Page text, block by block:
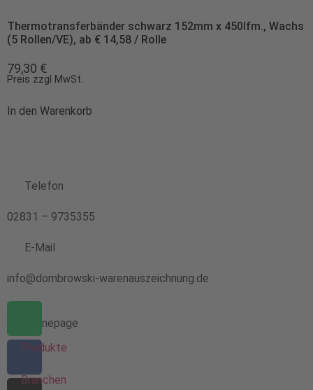
Thermotransferbänder schwarz 152mm x 450lfm., Wachs
(5 Rollen/VE), ab € 14,58 / Rolle
79,30 €
Preis zzgl MwSt.
In den Warenkorb
Telefon
02831 – 9735355
E-Mail
info@dombrowski-warenauszeichnung.de
Homepage
Produkte
Branchen